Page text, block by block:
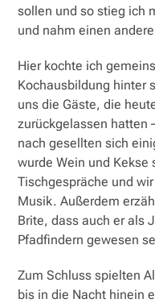
sollen und so stieg ich
und nahm einen
Hier kochte ich
Kochausbildung hinter
uns die Gäste, die
zurückgelassen hatten
nach gesellten sich
wurde Wein und Kekse
Tischgespräche und
Musik. Außerdem
Brite, dass auch er als
Pfadfindern gewesen
Zum Schluss spielten
bis in die Nacht hinein